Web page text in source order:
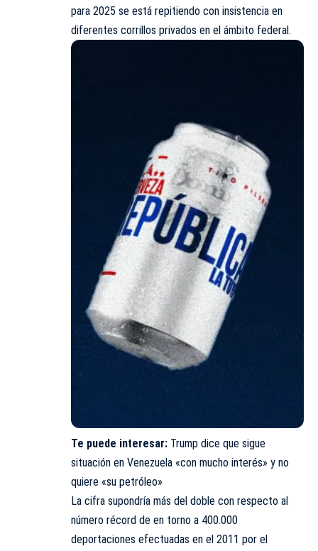
para 2025 se está repitiendo con insistencia en
diferentes corrillos privados en el ámbito federal.
Te puede interesar: Trump dice que sigue
situación en Venezuela «con mucho interés» y no
quiere «su petróleo»
La cifra supondría más del doble con respecto al
número récord de en torno a 400.000
deportaciones efectuadas en el 2011 por el